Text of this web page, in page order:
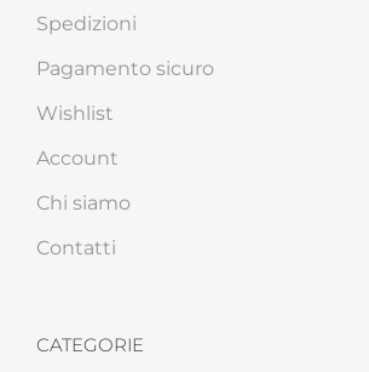
Spedizioni
Pagamento sicuro
Wishlist
Account
Chi siamo
Contatti
CATEGORIE